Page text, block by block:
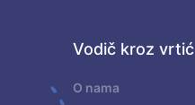
Vodič kroz vrtić
O nama